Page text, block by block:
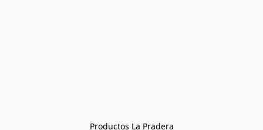
Productos La Pradera